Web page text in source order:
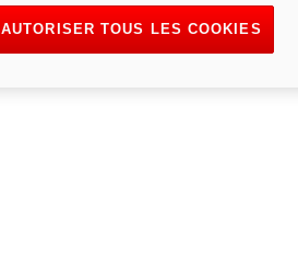
AUTORISER TOUS LES COOKIES